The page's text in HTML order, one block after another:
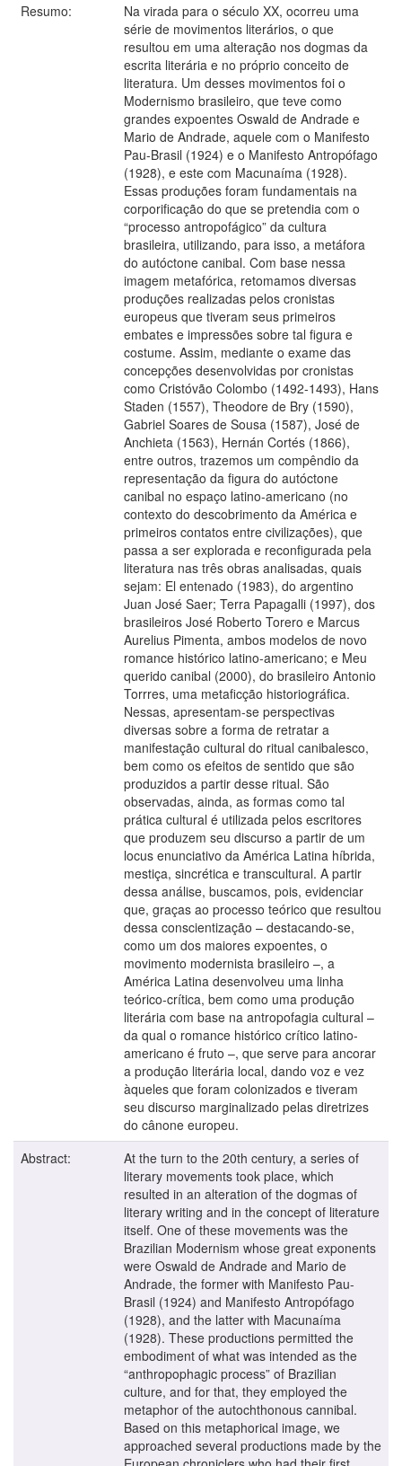
Resumo:
Na virada para o século XX, ocorreu uma
série de movimentos literários, o que
resultou em uma alteração nos dogmas da
escrita literária e no próprio conceito de
literatura. Um desses movimentos foi o
Modernismo brasileiro, que teve como
grandes expoentes Oswald de Andrade e
Mario de Andrade, aquele com o Manifesto
Pau-Brasil (1924) e o Manifesto Antropófago
(1928), e este com Macunaíma (1928).
Essas produções foram fundamentais na
corporificação do que se pretendia com o
“processo antropofágico” da cultura
brasileira, utilizando, para isso, a metáfora
do autóctone canibal. Com base nessa
imagem metafórica, retomamos diversas
produções realizadas pelos cronistas
europeus que tiveram seus primeiros
embates e impressões sobre tal figura e
costume. Assim, mediante o exame das
concepções desenvolvidas por cronistas
como Cristóvão Colombo (1492-1493), Hans
Staden (1557), Theodore de Bry (1590),
Gabriel Soares de Sousa (1587), José de
Anchieta (1563), Hernán Cortés (1866),
entre outros, trazemos um compêndio da
representação da figura do autóctone
canibal no espaço latino-americano (no
contexto do descobrimento da América e
primeiros contatos entre civilizações), que
passa a ser explorada e reconfigurada pela
literatura nas três obras analisadas, quais
sejam: El entenado (1983), do argentino
Juan José Saer; Terra Papagalli (1997), dos
brasileiros José Roberto Torero e Marcus
Aurelius Pimenta, ambos modelos de novo
romance histórico latino-americano; e Meu
querido canibal (2000), do brasileiro Antonio
Torrres, uma metaficção historiográfica.
Nessas, apresentam-se perspectivas
diversas sobre a forma de retratar a
manifestação cultural do ritual canibalesco,
bem como os efeitos de sentido que são
produzidos a partir desse ritual. São
observadas, ainda, as formas como tal
prática cultural é utilizada pelos escritores
que produzem seu discurso a partir de um
locus enunciativo da América Latina híbrida,
mestiça, sincrética e transcultural. A partir
dessa análise, buscamos, pois, evidenciar
que, graças ao processo teórico que resultou
dessa conscientização – destacando-se,
como um dos maiores expoentes, o
movimento modernista brasileiro –, a
América Latina desenvolveu uma linha
teórico-crítica, bem como uma produção
literária com base na antropofagia cultural –
da qual o romance histórico crítico latino-
americano é fruto –, que serve para ancorar
a produção literária local, dando voz e vez
àqueles que foram colonizados e tiveram
seu discurso marginalizado pelas diretrizes
do cânone europeu.
Abstract:
At the turn to the 20th century, a series of
literary movements took place, which
resulted in an alteration of the dogmas of
literary writing and in the concept of literature
itself. One of these movements was the
Brazilian Modernism whose great exponents
were Oswald de Andrade and Mario de
Andrade, the former with Manifesto Pau-
Brasil (1924) and Manifesto Antropófago
(1928), and the latter with Macunaíma
(1928). These productions permitted the
embodiment of what was intended as the
“anthropophagic process” of Brazilian
culture, and for that, they employed the
metaphor of the autochthonous cannibal.
Based on this metaphorical image, we
approached several productions made by the